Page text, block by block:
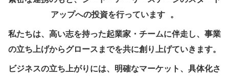
アップへの投資を行っています 。
私たちは、高い志を持った起業家・チームに伴走し、事業
の立ち上げからグロースまでを共に創り上げていきます。
ビジネスの立ち上がりには、明確なマーケット、具体化さ